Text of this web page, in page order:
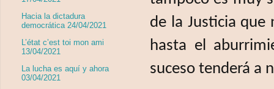
de la Justicia que
hasta el
suceso tenderá a
Hacia la dictadura
democrática 24/04/2021
L’état c’est toi mon ami
13/04/2021
La lucha es aquí y ahora
03/04/2021